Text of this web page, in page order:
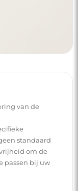
van de
standaard
om de
passen bij uw